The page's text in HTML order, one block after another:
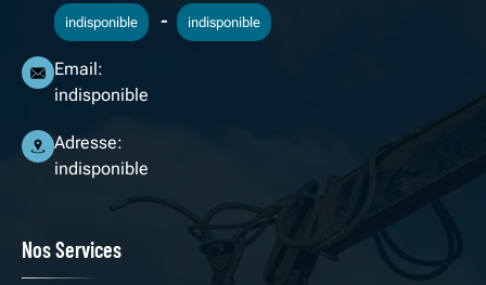
indisponible - indisponible
Email:
indisponible
Adresse:
indisponible
Nos Services